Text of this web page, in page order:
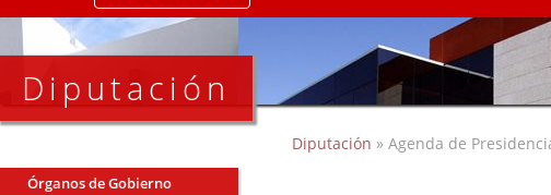
Diputación
Órganos de Gobierno
Diputación » Agenda de